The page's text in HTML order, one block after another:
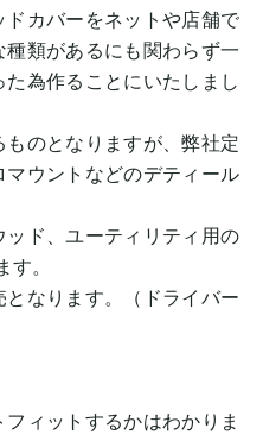
カバーをネットや店舗で
類があるにも関わらず一
為作ることにいたしまし
のとなりますが、弊社定
ウントなどのデティール
ッド、ユーティリティ用の
す。
なります。（ドライバー
ィットするかはわかりま